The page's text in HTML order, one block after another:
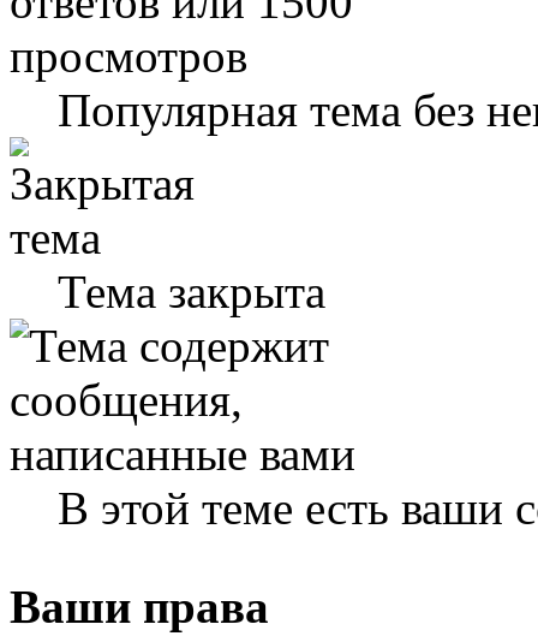
Популярная тема без
Тема закрыта
В этой теме есть ваши
Ваши права